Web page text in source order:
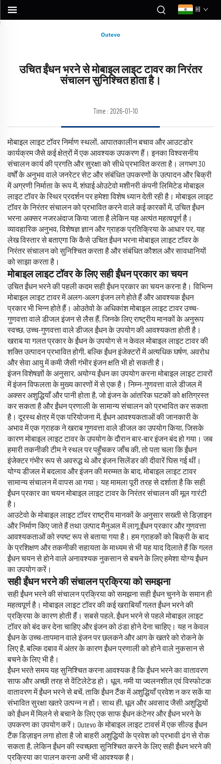
HI
उचित ईंधन भरने से मोबाइल लाइट टावर का निरंतर
संचालन सुनिश्चित होता है।
Time : 2026-01-10
मोबाइल लाइट टॉवर निर्माण स्थलों, आपातकालीन बचाव और आउटडोर
कार्यक्रम जैसे कई क्षेत्रों में एक आवश्यक उपकरण हैं। इनका विश्वसनीय
संचालन कार्य की प्रगति और सुरक्षा को सीधे प्रभावित करता है। लगभग 30
वर्षों के अनुभव वाले जनरेटर सेट और संबंधित उपकरणों के उत्पादन और बिक्री
में अग्रणी निर्माता के रूप में, शंघाई ओउटेवो मशीनरी कंपनी लिमिटेड मोबाइल
लाइट टॉवर के स्थिर प्रदर्शन पर हमेशा विशेष ध्यान देती रही है। मोबाइल लाइट
टॉवर के निरंतर संचालन को प्रभावित करने वाले कई कारकों में, उचित ईंधन
भरना अक्सर नजरअंदाज किया जाता है लेकिन यह अत्यंत महत्वपूर्ण है।
व्यावहारिक अनुभव, विशेषज्ञ ज्ञान और ग्राहक प्रतिक्रिया के आधार पर, यह
लेख विस्तार से बताएगा कि कैसे उचित ईंधन भरना मोबाइल लाइट टॉवर के
निरंतर संचालन को सुनिश्चित करता है और संबंधित कौशल और सावधानियों
को साझा करता है।
मोबाइल लाइट टॉवर के लिए सही ईंधन प्रकार का चयन
उचित ईंधन भरने की पहली कदम सही ईंधन प्रकार का चयन करना है। विभिन्न
मोबाइल लाइट टावर में अलग-अलग इंजन लगे होते हैं और आवश्यक ईंधन
प्रकार भी भिन्न होते हैं। ओउतेवो के अधिकांश मोबाइल लाइट टावर उच्च-
गुणवत्ता वाले डीजल इंजन से लैस हैं, जिनके लिए राष्ट्रीय मानकों के अनुरूप
स्वच्छ, उच्च-गुणवत्ता वाले डीजल ईंधन के उपयोग की आवश्यकता होती है।
खराब या गलत प्रकार के ईंधन के उपयोग से न केवल मोबाइल लाइट टावर की
शक्ति उत्पादन प्रभावित होगी, बल्कि ईंधन इंजेक्टरों में अत्यधिक घर्षण, अवरोध
और सेवा आयु में कमी जैसी गंभीर इंजन क्षति भी हो सकती है।
इंजन विशेषज्ञों के अनुसार, अयोग्य ईंधन का उपयोग करना मोबाइल लाइट टावरों
में इंजन विफलता के मुख्य कारणों में से एक है। निम्न-गुणवत्ता वाले डीजल में
अक्सर अशुद्धियाँ और पानी होता है, जो इंजन के आंतरिक घटकों को क्षतिग्रस्त
कर सकता है और ईंधन प्रणाली के सामान्य संचालन को प्रभावित कर सकता
है। दूरस्थ क्षेत्र में एक परियोजना में, ईंधन आवश्यकताओं की जानकारी के
अभाव में एक ग्राहक ने खराब गुणवत्ता वाले डीजल का उपयोग किया, जिसके
कारण मोबाइल लाइट टावर के उपयोग के दौरान बार-बार इंजन बंद हो गया। जब
हमारी तकनीकी टीम ने स्थल पर पहुँचकर जाँच की, तो पता चला कि ईंधन
इंजेक्टर गंभीर रूप से अवरुद्ध थे और इंजन सिलेंडर की दीवारें घिस गई थीं।
योग्य डीजल में बदलाव और इंजन की मरम्मत के बाद, मोबाइल लाइट टावर
सामान्य संचालन में वापस आ गया। यह मामला पूरी तरह से दर्शाता है कि सही
ईंधन प्रकार का चयन मोबाइल लाइट टावर के निरंतर संचालन की मूल गारंटी
है।
आउटेवो के मोबाइल लाइट टॉवर राष्ट्रीय मानकों के अनुसार सख्ती से डिज़ाइन
और निर्माण किए जाते हैं तथा उत्पाद मैनुअल में लागू ईंधन प्रकार और गुणवत्ता
आवश्यकताओं को स्पष्ट रूप से बताया गया है। हम ग्राहकों को बिक्री के बाद
के प्रशिक्षण और तकनीकी सहायता के माध्यम से भी यह याद दिलाते हैं कि गलत
ईंधन चयन से होने वाले अनावश्यक नुकसान से बचने के लिए हमेशा योग्य ईंधन
का उपयोग करें।
सही ईंधन भरने की संचालन प्रक्रिया को समझना
सही ईंधन भरने की संचालन प्रक्रिया को समझना सही ईंधन चुनने के समान ही
महत्वपूर्ण है। मोबाइल लाइट टॉवर की कई खराबियाँ गलत ईंधन भरने की
प्रक्रिया के कारण होती हैं। सबसे पहले, ईंधन भरने से पहले मोबाइल लाइट
टॉवर को बंद कर देना चाहिए और इंजन को ठंडा होने देना चाहिए। यह न केवल
ईंधन के उच्च-तापमान वाले इंजन पर छलकने और आग के खतरे को रोकने के
लिए है, बल्कि दबाव में अंतर के कारण ईंधन प्रणाली को होने वाले नुकसान से
बचने के लिए भी है।
ईंधन भरते समय यह सुनिश्चित करना आवश्यक है कि ईंधन भरने का वातावरण
साफ और अच्छी तरह से वेंटिलेटेड हो। धूल, नमी या ज्वलनशील एवं विस्फोटक
वातावरण में ईंधन भरने से बचें, ताकि ईंधन टैंक में अशुद्धियाँ प्रवेश न कर सकें या
संभावित सुरक्षा खतरे उत्पन्न न हों। साथ ही, धूल और अवसाद जैसी अशुद्धियों
को ईंधन में मिलने से बचाने के लिए एक साफ ईंधन कंटेनर और ईंधन भरने के
उपकरण का उपयोग करें। Outevo के मोबाइल लाइट टावर्स में एक सील्ड ईंधन
टैंक डिज़ाइन लगा होता है जो बाहरी अशुद्धियों के प्रवेश को प्रभावी ढंग से रोक
सकता है, लेकिन ईंधन की स्वच्छता सुनिश्चित करने के लिए सही ईंधन भरने की
प्रक्रिया का पालन करना अभी भी आवश्यक है।